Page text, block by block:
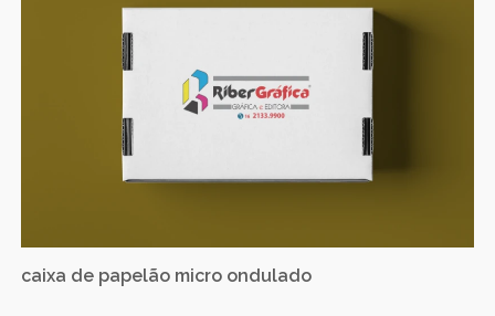
caixa de papelão micro ondulado